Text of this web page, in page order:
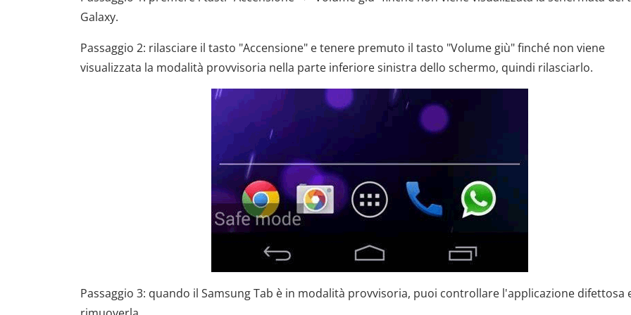
Galaxy.
Passaggio 2: rilasciare il tasto "Accensione" e tenere premuto il tasto "Volume giù" finché non viene
visualizzata la modalità provvisoria nella parte inferiore sinistra dello schermo, quindi rilasciarlo.
Passaggio 3: quando il Samsung Tab è in modalità provvisoria, puoi controllare l'applicazione difettosa